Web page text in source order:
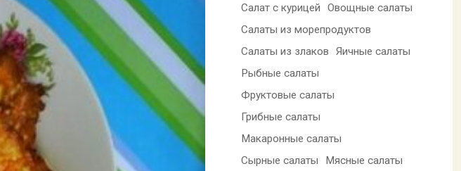
Салат с курицей
Овощные салаты
Салаты из морепродуктов
Салаты из злаков
Яичные салаты
Рыбные салаты
Фруктовые салаты
Грибные салаты
Макаронные салаты
Сырные салаты
Мясные салаты